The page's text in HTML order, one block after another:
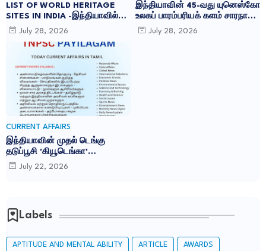
LIST OF WORLD HERITAGE
SITES IN INDIA -இந்தியாவில்
உள்ள 45 யுனெஸ்கோ உலக
பாரம்பரிய தளங்கள்:
July 28, 2026
இந்தியாவின் 45-வது யுனெஸ்கோ
உலகப் பாரம்பரியக் களம் சாரநாத்:
TNPSC CURRENT AFFAIRS IN
TAMIL JULY 2026
July 28, 2026
CURRENT AFFAIRS
இந்தியாவின் முதல் டெங்கு
தடுப்பூசி 'கியூடெங்கா'
(Qdenga): TNPSC CURRENT
AFFAIRS IN TAMIL JULY 2026
July 22, 2026
Labels
APTITUDE AND MENTAL ABILITY ARTICLE AWARDS